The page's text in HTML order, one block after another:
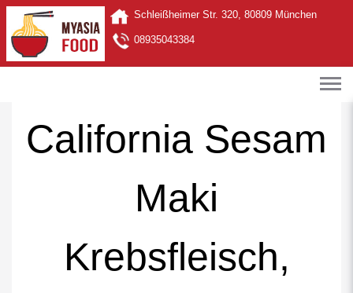
Schleißheimer Str. 320, 80809 München
08935043384
California Sesam
Maki
Krebsfleisch,